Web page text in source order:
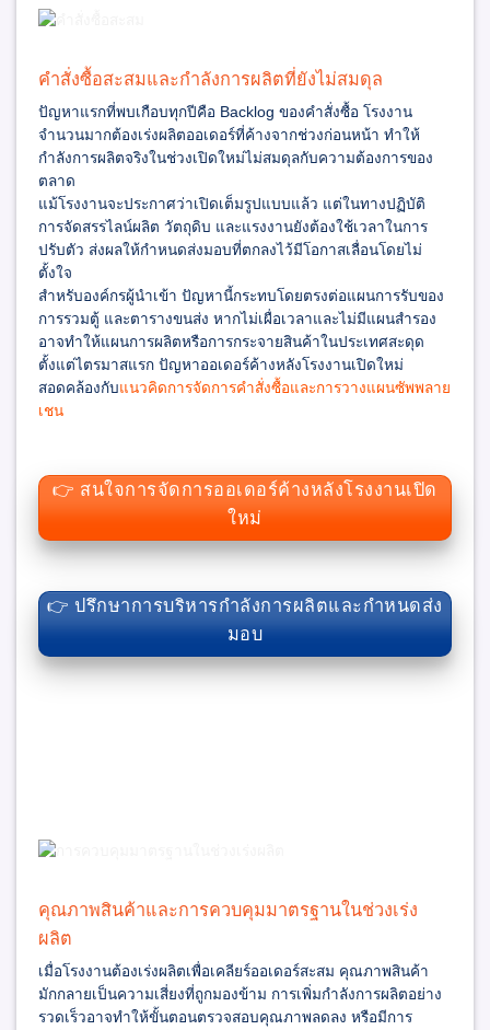
คำสั่งซื้อสะสมและกำลังการผลิตที่ยังไม่สมดุล
ปัญหาแรกที่พบเกือบทุกปีคือ Backlog ของคำสั่งซื้อ โรงงาน
จำนวนมากต้องเร่งผลิตออเดอร์ที่ค้างจากช่วงก่อนหน้า ทำให้
กำลังการผลิตจริงในช่วงเปิดใหม่ไม่สมดุลกับความต้องการของ
ตลาด
แม้โรงงานจะประกาศว่าเปิดเต็มรูปแบบแล้ว แต่ในทางปฏิบัติ
การจัดสรรไลน์ผลิต วัตถุดิบ และแรงงานยังต้องใช้เวลาในการ
ปรับตัว ส่งผลให้กำหนดส่งมอบที่ตกลงไว้มีโอกาสเลื่อนโดยไม่
ตั้งใจ
สำหรับองค์กรผู้นำเข้า ปัญหานี้กระทบโดยตรงต่อแผนการรับของ
การรวมตู้ และตารางขนส่ง หากไม่เผื่อเวลาและไม่มีแผนสำรอง
อาจทำให้แผนการผลิตหรือการกระจายสินค้าในประเทศสะดุด
ตั้งแต่ไตรมาสแรกปัญหาออเดอร์ค้างหลังโรงงานเปิดใหม่
สอดคล้องกับแนวคิดการจัดการคำสั่งซื้อและการวางแผนซัพพลาย
เชน
👉 สนใจการจัดการออเดอร์ค้างหลังโรงงานเปิด
ใหม่
👉 ปรึกษาการบริหารกำลังการผลิตและกำหนดส่ง
มอบ
คุณภาพสินค้าและการควบคุมมาตรฐานในช่วงเร่ง
ผลิต
เมื่อโรงงานต้องเร่งผลิตเพื่อเคลียร์ออเดอร์สะสม คุณภาพสินค้า
มักกลายเป็นความเสี่ยงที่ถูกมองข้าม การเพิ่มกำลังการผลิตอย่าง
รวดเร็วอาจทำให้ขั้นตอนตรวจสอบคุณภาพลดลง หรือมีการ